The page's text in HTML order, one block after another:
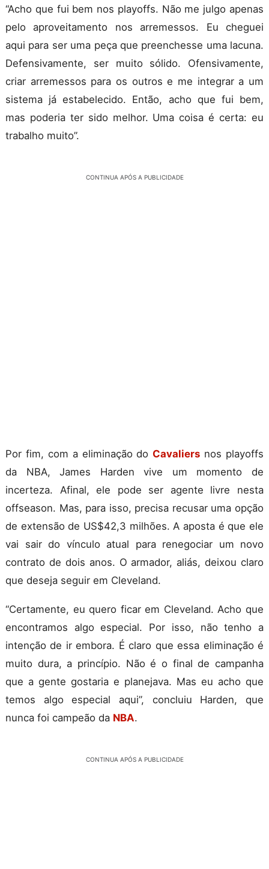
“Acho que fui bem nos playoffs. Não me julgo apenas
pelo aproveitamento nos arremessos. Eu cheguei
aqui para ser uma peça que preenchesse uma lacuna.
Defensivamente, ser muito sólido. Ofensivamente,
criar arremessos para os outros e me integrar a um
sistema já estabelecido. Então, acho que fui bem,
mas poderia ter sido melhor. Uma coisa é certa: eu
trabalho muito”.
CONTINUA APÓS A PUBLICIDADE
Por fim, com a eliminação do Cavaliers nos playoffs
da NBA, James Harden vive um momento de
incerteza. Afinal, ele pode ser agente livre nesta
offseason. Mas, para isso, precisa recusar uma opção
de extensão de US$42,3 milhões. A aposta é que ele
vai sair do vínculo atual para renegociar um novo
contrato de dois anos. O armador, aliás, deixou claro
que deseja seguir em Cleveland.
“Certamente, eu quero ficar em Cleveland. Acho que
encontramos algo especial. Por isso, não tenho a
intenção de ir embora. É claro que essa eliminação é
muito dura, a princípio. Não é o final de campanha
que a gente gostaria e planejava. Mas eu acho que
temos algo especial aqui”, concluiu Harden, que
nunca foi campeão da NBA.
CONTINUA APÓS A PUBLICIDADE